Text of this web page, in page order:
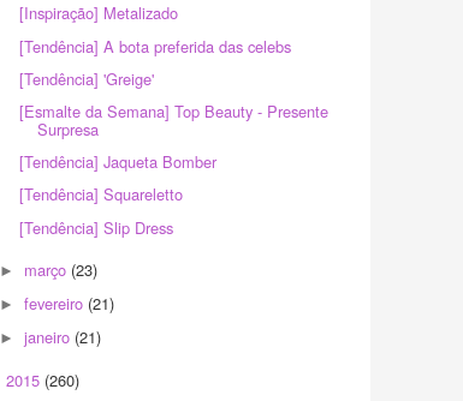
[Inspiração] Metalizado
[Tendência] A bota preferida das celebs
[Tendência] 'Greige'
[Esmalte da Semana] Top Beauty - Presente
Surpresa
[Tendência] Jaqueta Bomber
[Tendência] Squareletto
[Tendência] Slip Dress
► março (23)
►fevereiro (21)
►janeiro (21)
2015 (260)